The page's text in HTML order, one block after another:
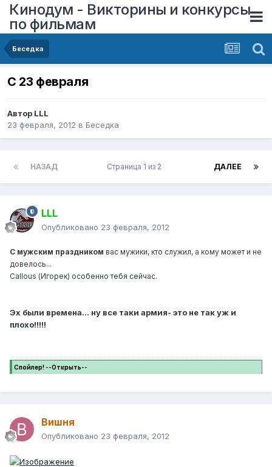
Кинодум - Викторины и конкурсы
по фильмам
Беседка
С 23 февраля
Автор LLL
23 февраля, 2012 в Беседка
НАЗАД ДАЛЕЕ
Страница 1 из 2
LLL
Опубликовано 23 февраля, 2012
С мужским праздником вас мужики, кто служил, а кому может и не
довелось...
Callous (Игорек) особенно тебя сейчас.
Эх были времена... ну все таки армия- это не так уж и
плохо!!!!!
Спойлер! --Открыть--
Вишня
Опубликовано 23 февраля, 2012